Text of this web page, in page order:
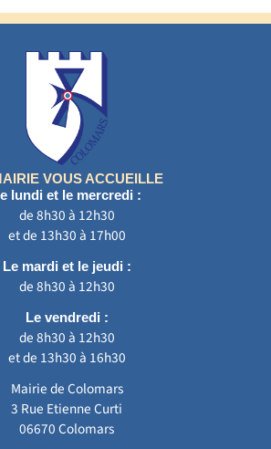
VOUS ACCUEILLE
lundi et le mercredi :
de 8h30 à 12h30
et de 13h30 à 17h00
Le mardi et le jeudi :
de 8h30 à 12h30
Le vendredi :
de 8h30 à 12h30
et de 13h30 à 16h30
Mairie de Colomars
3 Rue Etienne Curti
06670 Colomars